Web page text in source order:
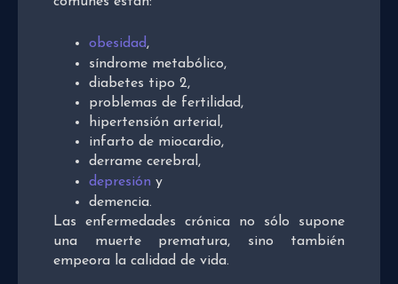
obesidad,
síndrome metabólico,
diabetes tipo 2,
problemas de fertilidad,
hipertensión arterial,
infarto de miocardio,
derrame cerebral,
depresión y
demencia.
Las enfermedades crónica no sólo supone
una muerte prematura, sino también
empeora la calidad de vida.